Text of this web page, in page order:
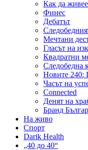
Как да
Финес
Дебатът
Мечтани
Гласът на
Квадратни
Следобедна
Новите 240:
Часът на
Connected
Денят на
Бранд
На живо
Спорт
Darik Health
„40 до 40“